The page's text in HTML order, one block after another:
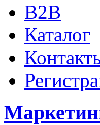
B2B
Каталог